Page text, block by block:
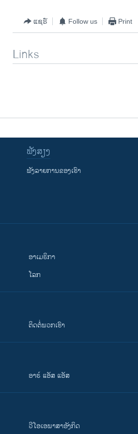
ແຊຣ໌ Follow us Print
Links
ຟັງສຽງ
ຟັງລາຍການຂອງເຮົາ
ອາເມຣິກາ
ໂລກ
ຕິດຕໍ່ພວກເຮົາ
ອາຣ໌ ແອັສ ແອັສ
ວີ​ໂອ​ເອ​ພາ​ສາ​ອັງ​ກິດ